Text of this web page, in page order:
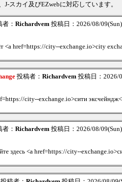
J-スカイ及びEZwebに対応しています。
： Richardvem 投稿日：2026/08/
<a href=https://city--exchange.io>city
投稿者： Richardvem 投稿日：2026/
city--exchange.io>сити
： Richardvem 投稿日：2026/08/
здесь <a href=https://city--